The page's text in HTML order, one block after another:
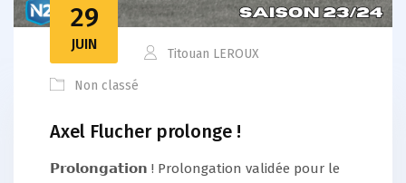
29
JUIN
Titouan LEROUX
Non classé
Axel Flucher prolonge !
𝗣𝗿𝗼𝗹𝗼𝗻𝗴𝗮𝘁𝗶𝗼𝗻 ! Prolongation validée pour le